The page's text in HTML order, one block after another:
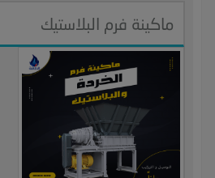
ماكينة فرم البلاستيك